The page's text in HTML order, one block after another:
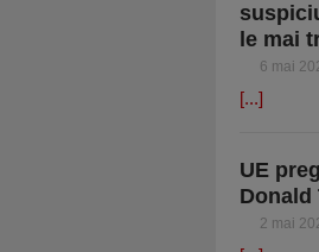
le mai
6 mai
[...]
UE
Donald
2 mai